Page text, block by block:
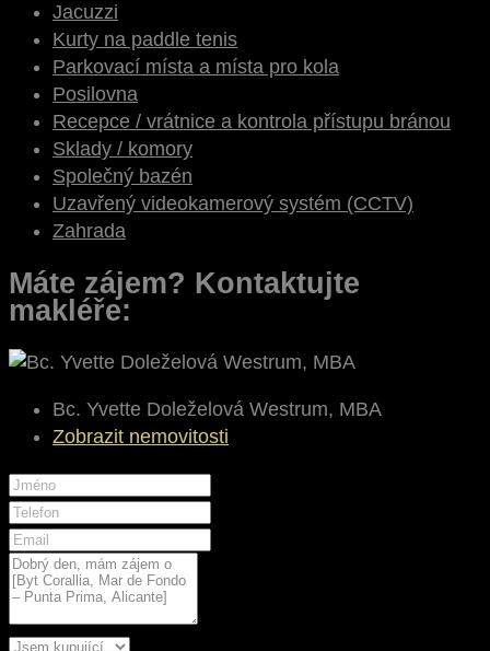
Jacuzzi
Kurty na paddle tenis
Parkovací místa a místa pro kola
Posilovna
Recepce / vrátnice a kontrola přístupu bránou
Sklady / komory
Společný bazén
Uzavřený videokamerový systém (CCTV)
Zahrada
Máte zájem? Kontaktujte
makléře:
Bc. Yvette Doleželová Westrum, MBA
Zobrazit nemovitosti